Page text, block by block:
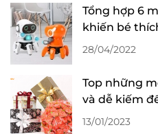
Tổng hợp 6
khiến bé
Quốc tế thiếu
28/04/2022
Top những
và dễ kiếm
nhân ngày
13/01/2023